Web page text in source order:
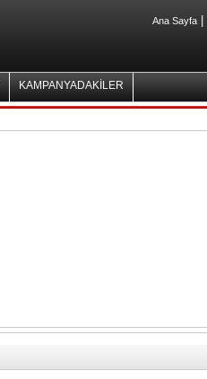
Ana Sayfa
KAMPANYADAKİLER